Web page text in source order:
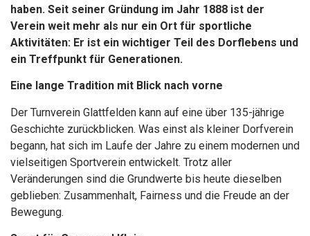
haben. Seit seiner Gründung im Jahr 1888 ist der
Verein weit mehr als nur ein Ort für sportliche
Aktivitäten: Er ist ein wichtiger Teil des Dorflebens und
ein Treffpunkt für Generationen.
Eine lange Tradition mit Blick nach vorne
Der Turnverein Glattfelden kann auf eine über 135-jährige
Geschichte zurückblicken. Was einst als kleiner Dorfverein
begann, hat sich im Laufe der Jahre zu einem modernen und
vielseitigen Sportverein entwickelt. Trotz aller
Veränderungen sind die Grundwerte bis heute dieselben
geblieben: Zusammenhalt, Fairness und die Freude an der
Bewegung.